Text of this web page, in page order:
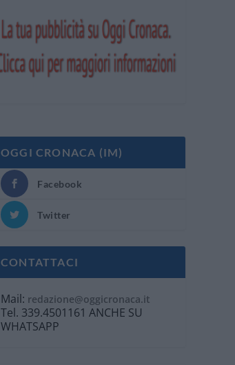
OGGI CRONACA (IM)
Facebook
Twitter
CONTATTACI
Mail: redazione@oggicronaca.it
Tel. 339.4501161 ANCHE SU
WHATSAPP